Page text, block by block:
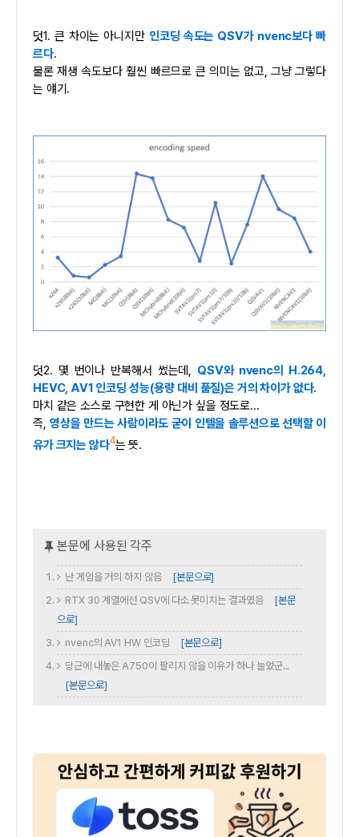
덧1. 큰 차이는 아니지만 인코딩 속도는 QSV가 nvenc보다 빠
르다.
물론 재생 속도보다 훨씬 빠르므로 큰 의미는 없고, 그냥 그렇다
는 얘기.
덧2. 몇 번이나 반복해서 썼는데, QSV와 nvenc의 H.264,
HEVC, AV1 인코딩 성능(용량 대비 품질)은 거의 차이가 없다.
마치 같은 소스로 구현한 게 아닌가 싶을 정도로...
즉,영상을 만드는 사람이라도 굳이 인텔을 솔루션으로 선택할 이
유가 크지는 않다4는 뜻.
난 게임을 거의 하지 않음
[본문으로]
RTX 30 계열에선 QSV에 다소 못미치는 결과였음
[본문
으로]
nvenc의 AV1 HW 인코딩
[본문으로]
당근에 내놓은 A750이 팔리지 않을 이유가 하나 늘었군...
[본문으로]